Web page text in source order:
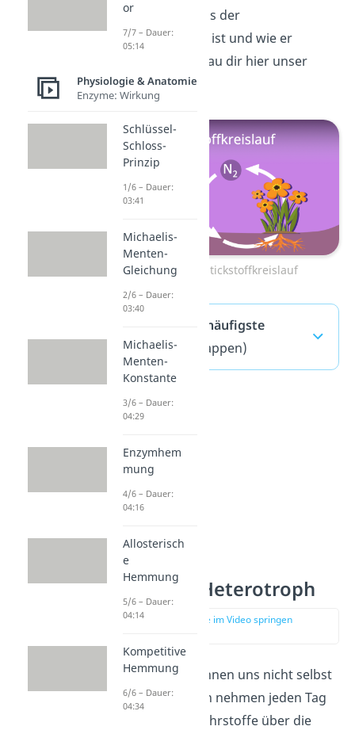
Du weißt nicht, was der
Stickstoffkreislauf ist und wie er
abläuft? Dann schau dir hier unser
Video dazu an!
Zum Video: Stickstoffkreislauf
Autotroph — häufigste
Fragen (ausklappen)
Autotroph Heterotroph
zur Stelle im Video springen
Wir Menschen können uns nicht selbst
ernähren, sondern nehmen jeden Tag
einige wichtige Nährstoffe über die
or
7/7 – Dauer:
05:14
Physiologie & Anatomie
Enzyme: Wirkung
Schlüssel-
Schloss-
Prinzip
1/6 – Dauer:
03:41
Michaelis-
Menten-
Gleichung
2/6 – Dauer:
03:40
Michaelis-
Menten-
Konstante
3/6 – Dauer:
04:29
Enzymhem
mung
4/6 – Dauer:
04:16
Allosterisch
e
Hemmung
5/6 – Dauer:
04:14
Kompetitive
Hemmung
6/6 – Dauer:
04:34